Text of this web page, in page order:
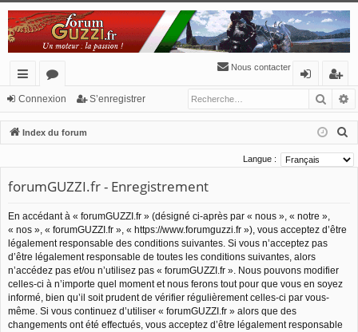
cc
ès
ra
or
u
m
Nous contacter
n
ne
n
’e
nr
eg
Connexion S’enregistrer
Index du forum
c
Langue :
forumGUZZI.fr - Enregistrement
En accédant à « forumGUZZI.fr » (désigné ci-après par « nous », « notre »,
« nos », « forumGUZZI.fr », « https://www.forumguzzi.fr »), vous acceptez d’être
légalement responsable des conditions suivantes. Si vous n’acceptez pas
d’être légalement responsable de toutes les conditions suivantes, alors
n’accédez pas et/ou n’utilisez pas « forumGUZZI.fr ». Nous pouvons modifier
celles-ci à n’importe quel moment et nous ferons tout pour que vous en soyez
informé, bien qu’il soit prudent de vérifier régulièrement celles-ci par vous-
même. Si vous continuez d’utiliser « forumGUZZI.fr » alors que des
changements ont été effectués, vous acceptez d’être légalement responsable